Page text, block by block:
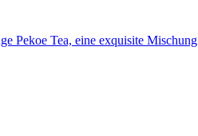
Pekoe Tea, eine exquisite